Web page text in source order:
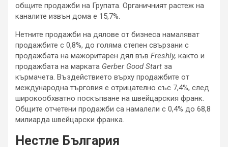
общите продажби на Групата. Органичният растеж на
каналите извън дома е 15,7%.
Нетните продажби на дялове от бизнеса намаляват
продажбите с 0,8%, до голяма степен свързани с
продажбата на мажоритарен дял във Freshly, както и
продажбата на марката Gerber Good Start за
кърмачета. Въздействието върху продажбите от
международна търговия е отрицателно със 7,4%, след
широкообхватно поскъпване на швейцарския франк.
Общите отчетени продажби са намалели с 0,4% до 68,8
милиарда швейцарски франка.
Нестле България